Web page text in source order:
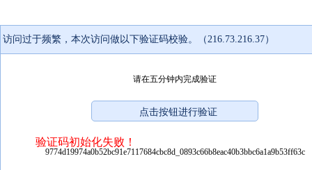
访问过于频繁，本次访问做以下验证码校验。（216.73.216.37）
请在五分钟内完成验证
验证码初始化失败！
9774d19974a0b52bc91e7117684cbc8d_0893c66b8eac40b3bbc6a1a9b53ff63c